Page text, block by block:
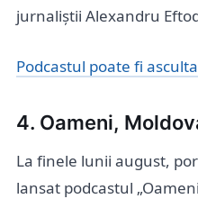
jurnaliștii Alexandru
Podcastul poate fi
4. Oameni,
La finele lunii august,
lansat podcastul